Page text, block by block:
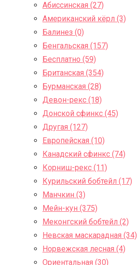
Абиссинская (27)
Американский кёрл (3)
Балинез (0)
Бенгальская (157)
Бесплатно (59)
Британская (354)
Бурманская (28)
Девон-рекс (18)
Донской сфинкс (45)
Другая (127)
Европейская (10)
Канадский сфинкс (74)
Корниш-рекс (11)
Курильский бобтейл (17)
Манчкин (3)
Мейн-кун (375)
Меконгский бобтейл (2)
Невская маскарадная (34)
Норвежская лесная (4)
Ориентальная (30)